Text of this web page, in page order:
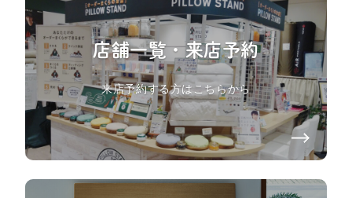
店舗一覧・来店予約
来店予約する方はこちらから